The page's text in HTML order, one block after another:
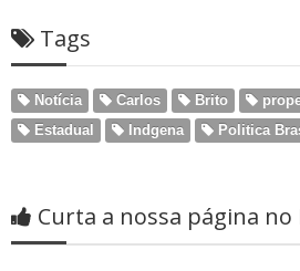
Tags
Notícia Carlos Brito
Estadual
Indgena Politica
Curta a nossa página no